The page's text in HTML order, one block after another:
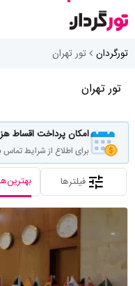
تورگردان تور تهران
تور تهران
امکان پرداخت اقساط
برای اطلاع از شرایط تماس
فیلترها